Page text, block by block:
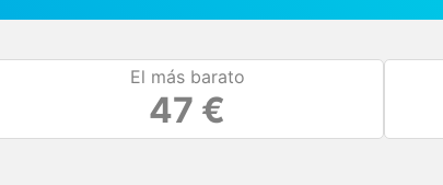
El más barato
47 €